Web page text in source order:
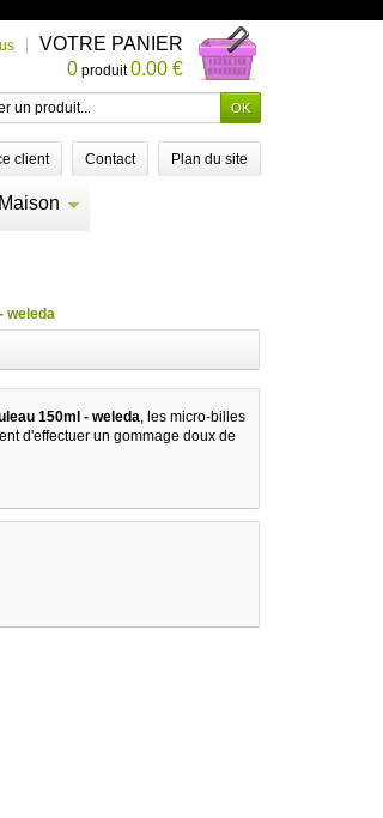
VOTRE PANIER
0 produit0.00 €
client Contact Plan du site
Maison
weleda
150ml - weleda, les micro-billes
d'effectuer un gommage doux de